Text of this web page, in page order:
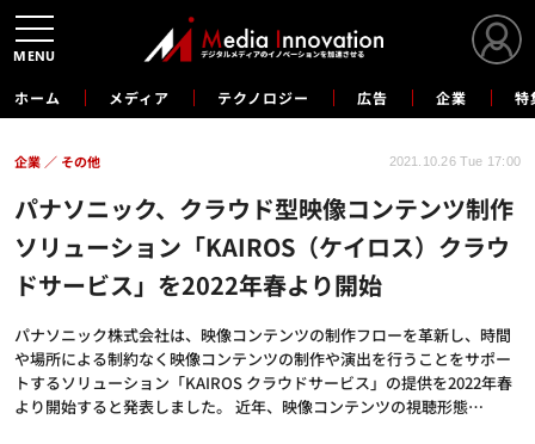
ホーム メディア テクノロジー 広告 企業 特
パナソニック、クラウド型映像コンテンツ制作
ソリューション「KAIROS（ケイロス）クラウ
ドサービス」を2022年春より開始
パナソニック株式会社は、映像コンテンツの制作フローを革新し、時間
や場所による制約なく映像コンテンツの制作や演出を行うことをサポー
トするソリューション「KAIROS クラウドサービス」の提供を2022年春
より開始すると発表しました。 近年、映像コンテンツの視聴形態…
企業 その他 2021.10.26 Tue 17:00
MENU